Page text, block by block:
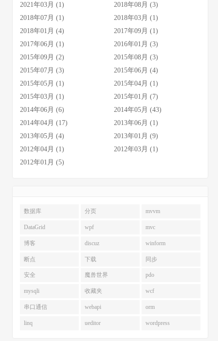
2021年03月 (1)
2018年08月 (3)
2018年07月 (1)
2018年03月 (1)
2018年01月 (4)
2017年09月 (1)
2017年06月 (1)
2016年01月 (3)
2015年09月 (2)
2015年08月 (3)
2015年07月 (3)
2015年06月 (4)
2015年05月 (1)
2015年04月 (1)
2015年03月 (1)
2015年01月 (7)
2014年06月 (6)
2014年05月 (43)
2014年04月 (17)
2013年06月 (1)
2013年05月 (4)
2013年01月 (9)
2012年04月 (1)
2012年03月 (1)
2012年01月 (5)
数据库 分页 mvvm
DataGrid wpf mvc
博客 discuz winform
断点 下载 同步
安全 魔兽世界 pdo
mysqli 收藏夹 wcf
串口通信 webapi orm
linq ueditor wordpress